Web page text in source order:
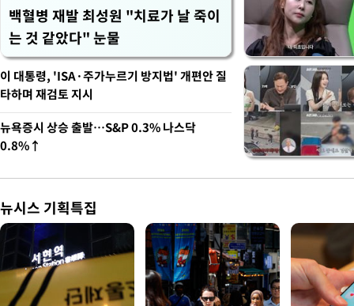
백혈병 재발 최성원 "치료가 날 죽이
는 것 같았다" 눈물
이 대통령, 'ISA·주가누르기 방지법' 개편안 질
타하며 재검토 지시
뉴욕증시 상승 출발…S&P 0.3% 나스닥
0.8%↑
뉴시스 기획특집